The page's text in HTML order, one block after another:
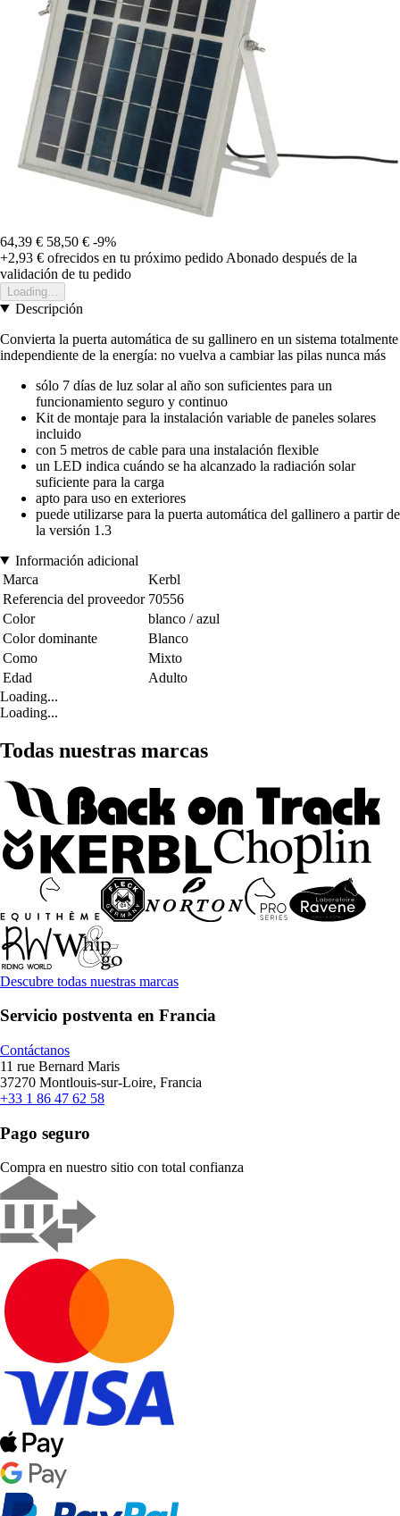
64,39 € 58,50 € -9%
+2,93 € ofrecidos en tu próximo pedido Abonado después de la
validación de tu pedido
Loading...
Descripción
Convierta la puerta automática de su gallinero en un sistema totalmente
independiente de la energía: no vuelva a cambiar las pilas nunca más
sólo 7 días de luz solar al año son suficientes para un
funcionamiento seguro y continuo
Kit de montaje para la instalación variable de paneles solares
incluido
con 5 metros de cable para una instalación flexible
un LED indica cuándo se ha alcanzado la radiación solar
suficiente para la carga
apto para uso en exteriores
puede utilizarse para la puerta automática del gallinero a partir de
la versión 1.3
Información adicional
Marca
Kerbl
Referencia del proveedor 70556
Color
blanco / azul
Color dominante
Blanco
Como
Mixto
Edad
Adulto
Loading...
Loading...
Todas nuestras marcas
Descubre todas nuestras marcas
Servicio postventa en Francia
Contáctanos
11 rue Bernard Maris
37270 Montlouis-sur-Loire, Francia
+33 1 86 47 62 58
Pago seguro
Compra en nuestro sitio con total confianza